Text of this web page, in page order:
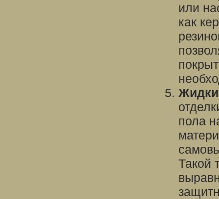
или
как
пола
Такой